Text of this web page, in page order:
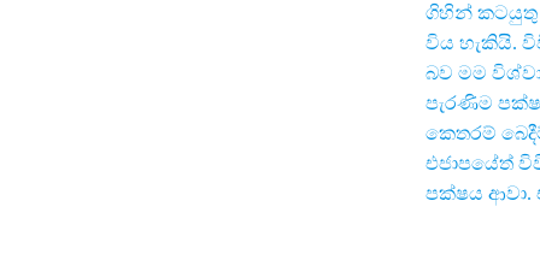
ගිහින් කටයුතු
විය හැකියි.
බව මම
පැරණිම
කෙතරම්
එජාපයේත්
පක්ෂය ආවා.